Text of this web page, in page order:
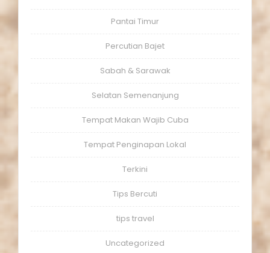
Pantai Timur
Percutian Bajet
Sabah & Sarawak
Selatan Semenanjung
Tempat Makan Wajib Cuba
Tempat Penginapan Lokal
Terkini
Tips Bercuti
tips travel
Uncategorized